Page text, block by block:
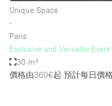
Unique Space
∙
Paris
Exclusive and Versatile
30 m²
價格由360€起 預計每日價